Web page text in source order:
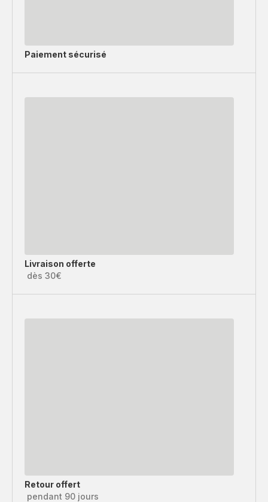
Paiement sécurisé
Livraison offerte
dès 30€
Retour offert
pendant 90 jours